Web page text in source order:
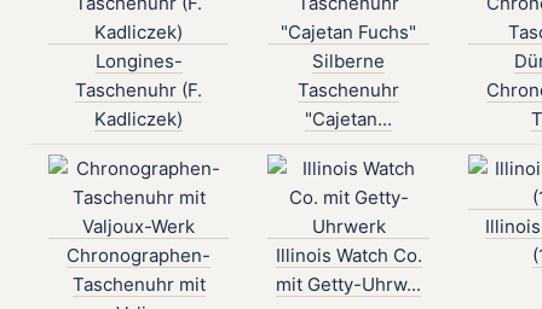
Longines-
Taschenuhr (F.
Kadliczek)
Silberne
Taschenuhr
"Cajetan...
Chronographen-
Taschenuhr mit
Illinois Watch Co.
mit Getty-Uhrw...